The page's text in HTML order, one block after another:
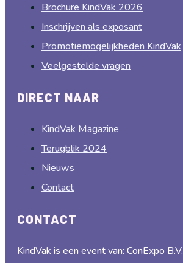
Brochure KindVak 2026
Inschrijven als exposant
Promotiemogelijkheden KindVak
Veelgestelde vragen
DIRECT NAAR
KindVak Magazine
Terugblik 2024
Nieuws
Contact
CONTACT
KindVak is een event van: ConExpo B.V.